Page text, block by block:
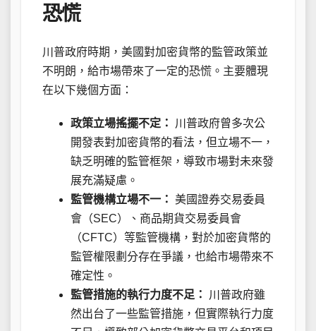
恐慌
川普政府時期，美國對加密貨幣的監管政策並
不明朗，給市場帶來了一定的恐慌。主要體現
在以下幾個方面：
政策立場搖擺不定：
川普政府曾多次公
開發表對加密貨幣的看法，但立場不一，
缺乏明確的監管框架，導致市場對未來發
展充滿疑慮。
監管機構立場不一： 美國證券交易委員
會（SEC）、商品期貨交易委員會
（CFTC）等監管機構，對於加密貨幣的
監管權限劃分存在爭議，也給市場帶來不
確定性。
監管措施的執行力度不足：
川普政府雖
然出台了一些監管措施，但實際執行力度